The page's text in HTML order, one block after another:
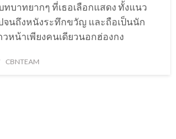
บาทยากๆ ที่เธอเลือกแสดง ทั้งแนว
จนถึงหนังระทึกขวัญ และถือเป็นนัก
หน้าเพียงคนเดียวนอกฮ่องกง
CBNTEAM